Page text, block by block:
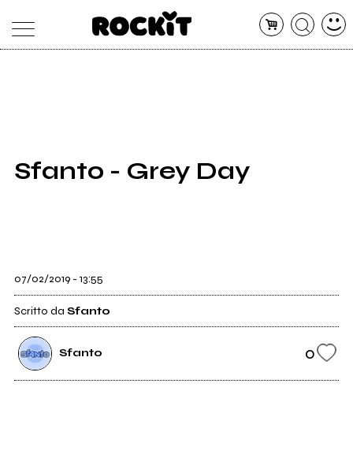
SHOP
Sfanto - Grey Day
07/02/2019 - 13:55
Scritto da Sfanto
Sfanto 0